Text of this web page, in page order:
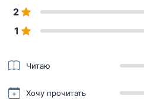
2
1
Читаю
Хочу прочитать